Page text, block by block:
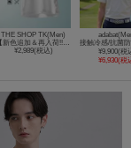
THE SHOP TK(Men)
¥2,989(税込)
¥9,900(税
¥6,930(税